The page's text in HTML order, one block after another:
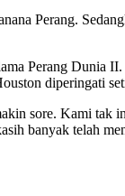
Perang.
Perang Dunia
diperingati
sore. Kami
banyak telah